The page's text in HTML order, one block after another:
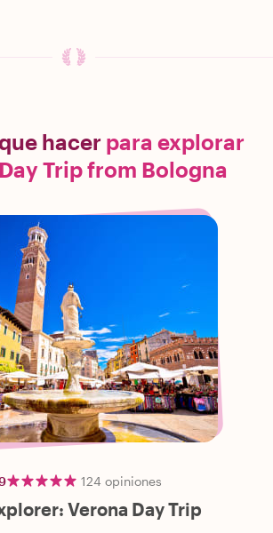
hacer para explorar
Trip from Bologna
124 opiniones
Verona Day Trip